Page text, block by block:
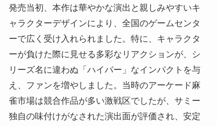
発売当初、本作は華やかな演出と親しみやすいキ
ャラクターデザインにより、全国のゲームセンタ
ーで広く受け入れられました。特に、キャラクタ
ーが負けた際に見せる多彩なリアクションが、シ
リーズ名に違わぬ「ハイパー」なインパクトを与
え、ファンを増やしました。当時のアーケード麻
雀市場は競合作品が多い激戦区でしたが、サミー
独自の味付けがなされた演出面が評価され、安定